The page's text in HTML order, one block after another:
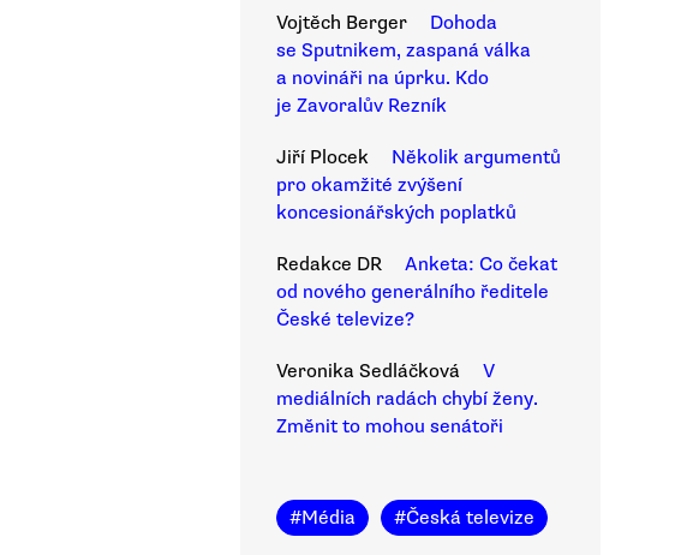
Vojtěch Berger
Dohoda
se Sputnikem, zaspaná válka
a novináři na úprku. Kdo
je Zavoralův Rezník
Jiří Plocek
Několik argumentů
pro okamžité zvýšení
koncesionářských poplatků
Redakce DR
Anketa: Co čekat
od nového generálního ředitele
České televize?
Veronika Sedláčková
V
mediálních radách chybí ženy.
Změnit to mohou senátoři
#Média #Česká televize